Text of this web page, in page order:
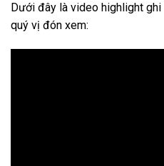
Dưới đây là video highlight
quý vị đón xem: